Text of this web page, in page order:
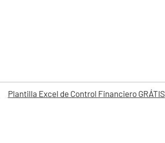
Plantilla Excel de Control Financiero GRÁTIS